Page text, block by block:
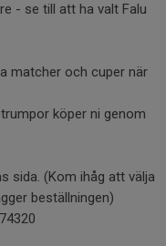
- se till att ha valt Falu
matcher och cuper när
köper ni genom
sida. (Kom ihåg att välja
beställningen)